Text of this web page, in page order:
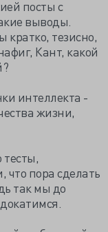
посты с
выводы.
кратко, тезисно,
Кант, какой
интеллекта -
жизни,
что пора сделать
так мы до